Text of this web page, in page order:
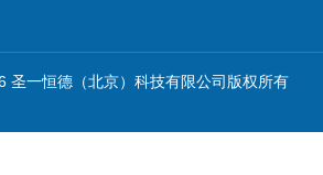
圣一恒德（北京）科技有限公司版权所有